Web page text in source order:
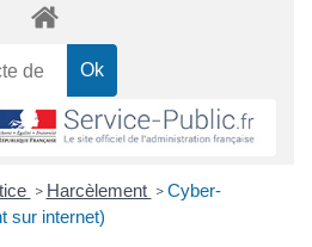
> Harcèlement > Cyber-
sur internet)